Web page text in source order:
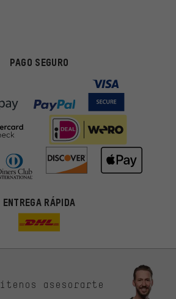
PAGO SEGURO
ENTREGA RÁPIDA
asesorarte